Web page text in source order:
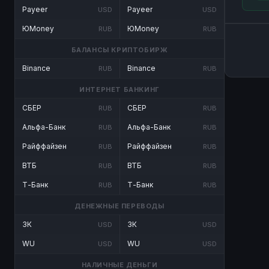
Payeer USD
ЮMoney RUB
Payeer USD
ЮMoney RUB
БАЛАНСЫ КРИПТОБИРЖ
Binance RUB Binance RUB
ИНТЕРНЕТ БАНКИНГ
СБЕР RUB
Альфа-Банк RUB
Райффайзен RUB
ВТБ RUB
Т-Банк RUB
СБЕР RUB
Альфа-Банк RUB
Райффайзен RUB
ВТБ RUB
Т-Банк RUB
ДЕНЕЖНЫЕ ПЕРЕВОДЫ
ЗК USD
WU USD
ЗК USD
WU USD
НАЛИЧНЫЕ ДЕНЬГИ